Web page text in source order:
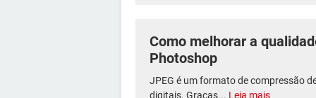
Como melhorar a
Photoshop
JPEG é um formato de compressão
digitais. Graças... Leia mais